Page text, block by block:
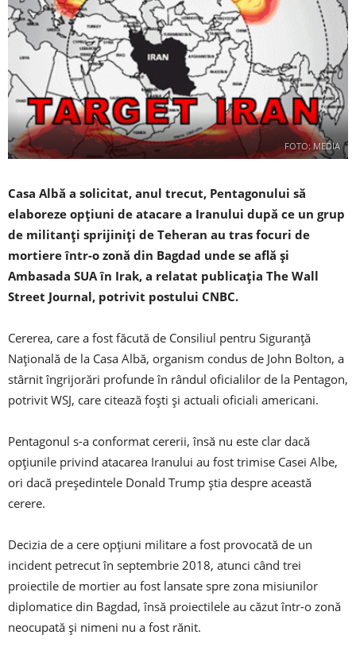
FOTO: MEDIA
Casa Albă a solicitat, anul trecut, Pentagonului să
elaboreze opţiuni de atacare a Iranului după ce un grup
de militanţi sprijiniţi de Teheran au tras focuri de
mortiere într-o zonă din Bagdad unde se află şi
Ambasada SUA în Irak, a relatat publicaţia The Wall
Street Journal, potrivit postului CNBC.
Cererea, care a fost făcută de Consiliul pentru Siguranţă
Naţională de la Casa Albă, organism condus de John Bolton, a
stârnit îngrijorări profunde în rândul oficialilor de la Pentagon,
potrivit WSJ, care citează foşti şi actuali oficiali americani.
Pentagonul s-a conformat cererii, însă nu este clar dacă
opţiunile privind atacarea Iranului au fost trimise Casei Albe,
ori dacă preşedintele Donald Trump ştia despre această
cerere.
Decizia de a cere opţiuni militare a fost provocată de un
incident petrecut în septembrie 2018, atunci când trei
proiectile de mortier au fost lansate spre zona misiunilor
diplomatice din Bagdad, însă proiectilele au căzut într-o zonă
neocupată şi nimeni nu a fost rănit.